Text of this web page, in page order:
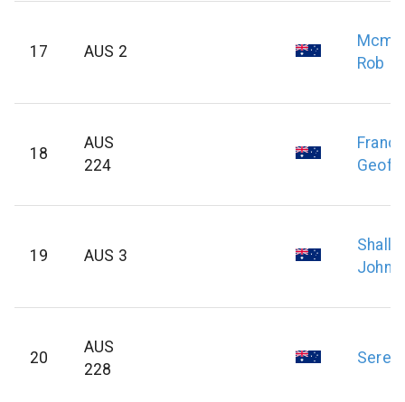
17 AUS 2
Rob
18
AUS
224
19 AUS 3
John
20
AUS
228
Seret